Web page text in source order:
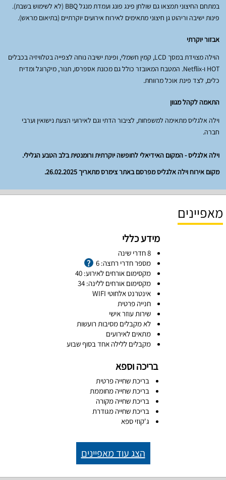
במתחם החיצוני תמצאו גם שולחן פינג פונג ועמדת מנגל BBQ (לא לשימוש בשבת).
פינות ישיבה וריהוט גן חיצוני מתאימים לאירוח אירועים יוקרתיים (בתיאום מראש).
אבזור יוקרתי
הוילה מצוידת במסך LCD, קמין חשמלי, ופינת ישיבה נוחה לצפייה בטלוויזיה בכבלים
HOT ו-Netflix. המטבח המאובזר כולל גם מכונת אספרסו, תנור, מיקרוגל ומדיח
כלים, לצד פינת אוכל מרווחת.
התאמה לקהל מגוון
וילה אלגליס מתאימה למשפחות, לציבור הדתי וגם לאירועי הצעת נישואין וערבי
חברה.
וילה אלגליס - המקום האידיאלי לחופשה יוקרתית ורומנטית בלב הטבע הגלילי.
מקום אירוח וילה אלגליס מפרסם באתר צימרס מתאריך 26.02.2025.
מאפיינים
מידע כללי
8 חדרי שינה
מספר חדרי רחצה: 6
מקסימום אורחים לאירוע: 40
מקסימום אורחים ללינה: 34
אינטרנט אלחוטי WIFI
חנייה פרטית
שירות עוזר אישי
לא מקבלים מסיבות רועשות
מתאים לאירועים
מקבלים ללילה אחד בסוף שבוע
בריכה וספא
בריכת שחייה פרטית
בריכת שחייה מחוממת
בריכת שחייה מקורה
בריכת שחייה מגודרת
ג'קוזי ספא
הצג עוד מאפיינים